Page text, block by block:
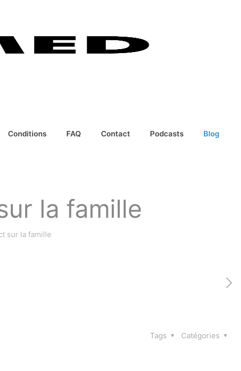
Conditions FAQ Contact Podcasts Blog
la famille
sur la famille
Catégories
Tags